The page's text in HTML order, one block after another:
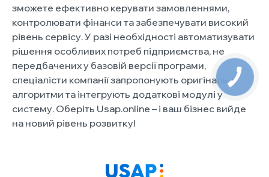
зможете ефективно керувати замовленнями,
контролювати фінанси та забезпечувати високий
рівень сервісу. У разі необхідності автоматизувати
рішення особливих потреб підприємства, не
передбачених у базовій версії програми,
спеціалісти компанії запропонують оригінальні
алгоритми та інтегрують додаткові модулі у
систему. Оберіть Usap.online – і ваш бізнес вийде
на новий рівень розвитку!